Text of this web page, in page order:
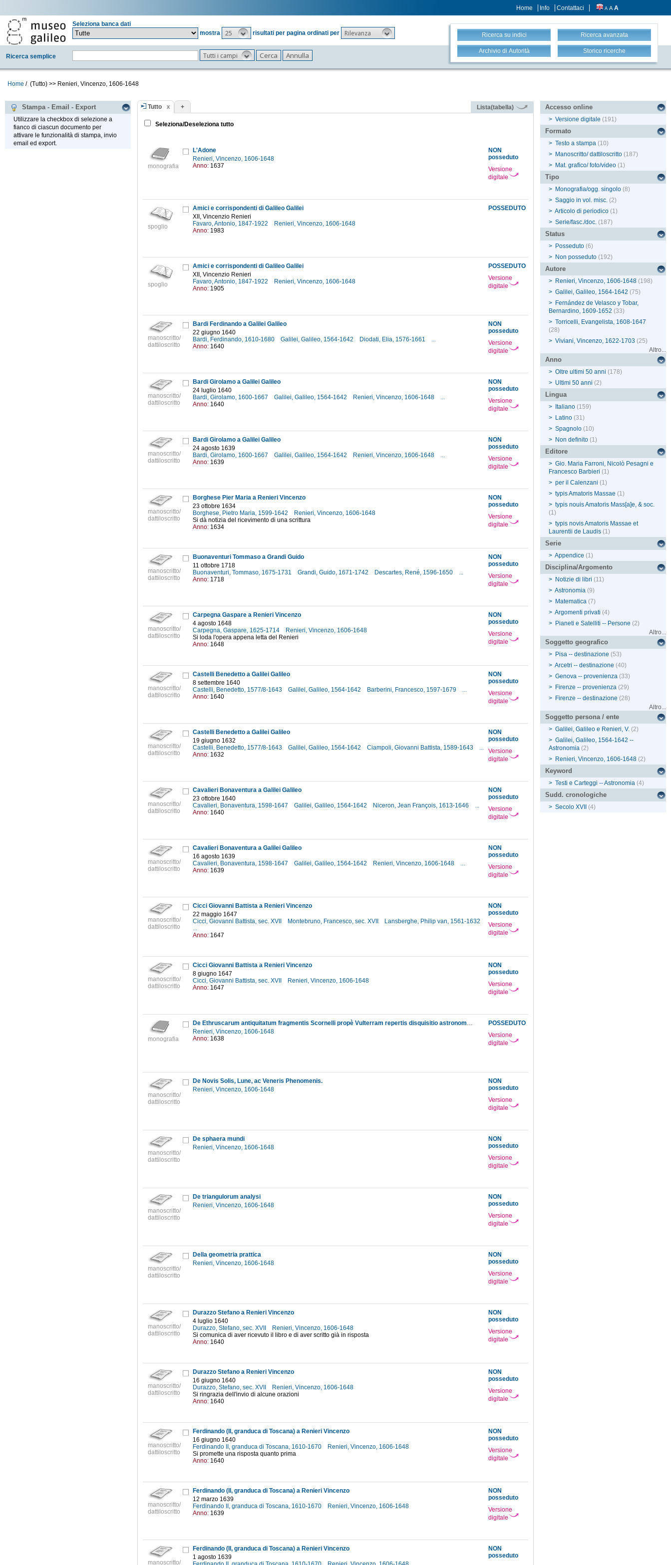
Home Info Contattaci A A A
Seleziona banca dati
mostra
25 risultati per pagina ordinati per Rilevanza
Ricerca semplice Tutti i campi
Ricerca su indici Ricerca avanzata
Archivio di Autorità Storico ricerche
Home / (Tutto) >> Renieri, Vincenzo, 1606-1648
Stampa - Email - Export
Utilizzare la checkbox di selezione a
fianco di ciascun documento per
attivare le funzionalità di stampa, invio
email ed export.
Tutto + Lista(tabella)
Seleziona/Deseleziona tutto
monografia
NON
posseduto
Versione
digitale
L'Adone
Renieri, Vincenzo, 1606-1648
Anno: 1637
spoglio
POSSEDUTO
Amici e corrispondenti di Galileo Galilei
XII, Vincenzio Renieri
Favaro, Antonio, 1847-1922
Renieri, Vincenzo, 1606-1648
Anno: 1983
spoglio
POSSEDUTO
Versione
digitale
Amici e corrispondenti di Galileo Galilei
XII, Vincenzio Renieri
Favaro, Antonio, 1847-1922
Renieri, Vincenzo, 1606-1648
Anno: 1905
manoscritto/
dattiloscritto
NON
posseduto
Versione
digitale
Bardi Ferdinando a Galilei Galileo
22 giugno 1640
Bardi, Ferdinando, 1610-1680
Galilei, Galileo, 1564-1642 Diodati, Elia, 1576-1661
...
Anno: 1640
manoscritto/
dattiloscritto
NON
posseduto
Versione
digitale
Bardi Girolamo a Galilei Galileo
24 luglio 1640
Bardi, Girolamo, 1600-1667
Galilei, Galileo, 1564-1642 Renieri, Vincenzo, 1606-1648
...
Anno: 1640
manoscritto/
dattiloscritto
NON
posseduto
Versione
digitale
Bardi Girolamo a Galilei Galileo
24 agosto 1639
Bardi, Girolamo, 1600-1667
Galilei, Galileo, 1564-1642 Renieri, Vincenzo, 1606-1648
...
Anno: 1639
manoscritto/
dattiloscritto
NON
posseduto
Versione
digitale
Borghese Pier Maria a Renieri Vincenzo
23 ottobre 1634
Borghese, Pietro Maria, 1599-1642
Renieri, Vincenzo, 1606-1648
Si dà notizia del ricevimento di una scrittura
Anno: 1634
manoscritto/
dattiloscritto
NON
posseduto
Versione
digitale
Buonaventuri Tommaso a Grandi Guido
11 ottobre 1718
Buonaventuri, Tommaso, 1675-1731
Grandi, Guido, 1671-1742 Descartes, René, 1596-1650
...
Anno: 1718
manoscritto/
dattiloscritto
NON
posseduto
Versione
digitale
Carpegna Gaspare a Renieri Vincenzo
4 agosto 1648
Carpegna, Gaspare, 1625-1714
Renieri, Vincenzo, 1606-1648
Si loda l'opera appena letta del Renieri
Anno: 1648
manoscritto/
dattiloscritto
NON
posseduto
Versione
digitale
Castelli Benedetto a Galilei Galileo
8 settembre 1640
Castelli, Benedetto, 1577/8-1643
Galilei, Galileo, 1564-1642 Barberini, Francesco, 1597-1679
...
Anno: 1640
manoscritto/
dattiloscritto
NON
posseduto
Versione
digitale
Castelli Benedetto a Galilei Galileo
19 giugno 1632
Castelli, Benedetto, 1577/8-1643
Galilei, Galileo, 1564-1642 Ciampoli, Giovanni Battista, 1589-1643
...
Anno: 1632
manoscritto/
dattiloscritto
NON
posseduto
Versione
digitale
Cavalieri Bonaventura a Galilei Galileo
23 ottobre 1640
Cavalieri, Bonaventura, 1598-1647
Galilei, Galileo, 1564-1642 Niceron, Jean François, 1613-1646
...
Anno: 1640
manoscritto/
dattiloscritto
NON
posseduto
Versione
digitale
Cavalieri Bonaventura a Galilei Galileo
16 agosto 1639
Cavalieri, Bonaventura, 1598-1647
Galilei, Galileo, 1564-1642 Renieri, Vincenzo, 1606-1648
...
Anno: 1639
manoscritto/
dattiloscritto
NON
posseduto
Versione
digitale
Cicci Giovanni Battista a Renieri Vincenzo
22 maggio 1647
Cicci, Giovanni Battista, sec. XVII
Montebruno, Francesco, sec. XVII
Lansberghe, Philip van, 1561-1632
...
Anno: 1647
manoscritto/
dattiloscritto
NON
posseduto
Versione
digitale
Cicci Giovanni Battista a Renieri Vincenzo
8 giugno 1647
Cicci, Giovanni Battista, sec. XVII
Renieri, Vincenzo, 1606-1648
Anno: 1647
monografia
POSSEDUTO
Versione
digitale
De Ethruscarum antiquitatum fragmentis Scornelli propè Vulterram repertis disquisitio astronomica ...
Renieri, Vincenzo, 1606-1648
Anno: 1638
manoscritto/
dattiloscritto
NON
posseduto
Versione
digitale
De Novis Solis, Lune, ac Veneris Phenomenis.
Renieri, Vincenzo, 1606-1648
manoscritto/
dattiloscritto
NON
posseduto
Versione
digitale
De sphaera mundi
Renieri, Vincenzo, 1606-1648
manoscritto/
dattiloscritto
NON
posseduto
Versione
digitale
De triangulorum analysi
Renieri, Vincenzo, 1606-1648
manoscritto/
dattiloscritto
NON
posseduto
Versione
digitale
Della geometria prattica
Renieri, Vincenzo, 1606-1648
manoscritto/
dattiloscritto
NON
posseduto
Versione
digitale
Durazzo Stefano a Renieri Vincenzo
4 luglio 1640
Durazzo, Stefano, sec. XVII
Renieri, Vincenzo, 1606-1648
Si comunica di aver ricevuto il libro e di aver scritto già in risposta
Anno: 1640
manoscritto/
dattiloscritto
NON
posseduto
Versione
digitale
Durazzo Stefano a Renieri Vincenzo
16 giugno 1640
Durazzo, Stefano, sec. XVII
Renieri, Vincenzo, 1606-1648
Si ringrazia dell'invio di alcune orazioni
Anno: 1640
manoscritto/
dattiloscritto
NON
posseduto
Versione
digitale
Ferdinando (II, granduca di Toscana) a Renieri Vincenzo
16 giugno 1640
Ferdinando II, granduca di Toscana, 1610-1670
Renieri, Vincenzo, 1606-1648
Si promette una risposta quanto prima
Anno: 1640
manoscritto/
dattiloscritto
NON
posseduto
Versione
digitale
Ferdinando (II, granduca di Toscana) a Renieri Vincenzo
12 marzo 1639
Ferdinando II, granduca di Toscana, 1610-1670
Renieri, Vincenzo, 1606-1648
Anno: 1639
manoscritto/
NON
posseduto
Ferdinando (II, granduca di Toscana) a Renieri Vincenzo
1 agosto 1639
Accesso online
> Versione digitale (191)
Formato
> Testo a stampa (10)
> Manoscritto/ dattiloscritto (187)
> Mat. grafico/ foto/video (1)
Tipo
> Monografia/ogg. singolo (8)
> Saggio in vol. misc. (2)
> Articolo di periodico (1)
> Serie/fasc./doc. (187)
Status
> Posseduto (6)
> Non posseduto (192)
Autore
> Renieri, Vincenzo, 1606-1648 (198)
> Galilei, Galileo, 1564-1642 (75)
> Fernández de Velasco y Tobar,
Bernardino, 1609-1652 (33)
> Torricelli, Evangelista, 1608-1647
(28)
> Viviani, Vincenzo, 1622-1703 (25)
Altro...
Anno
> Oltre ultimi 50 anni (178)
> Ultimi 50 anni (2)
Lingua
> Italiano (159)
> Latino (31)
> Spagnolo (10)
> Non definito (1)
Editore
> Gio. Maria Farroni, Nicolò Pesagni e
Francesco Barbieri (1)
> per il Calenzani (1)
> typis Amatoris Massae (1)
> typis nouis Amatoris Mass[a]e, & soc.
(1)
> typis novis Amatoris Massae et
Laurentii de Laudis (1)
Serie
> Appendice (1)
Disciplina/Argomento
> Notizie di libri (11)
> Astronomia (9)
> Matematica (7)
> Argomenti privati (4)
> Pianeti e Satelliti -- Persone (2)
Altro...
Soggetto geografico
> Pisa -- destinazione (53)
> Arcetri -- destinazione (40)
> Genova -- provenienza (33)
> Firenze -- provenienza (29)
> Firenze -- destinazione (28)
Altro...
Soggetto persona / ente
> Galilei, Galileo e Renieri, V. (2)
> Galilei, Galileo, 1564-1642 --
Astronomia (2)
> Renieri, Vincenzo, 1606-1648 (2)
Keyword
> Testi e Carteggi -- Astronomia (4)
Sudd. cronologiche
> Secolo XVII (4)